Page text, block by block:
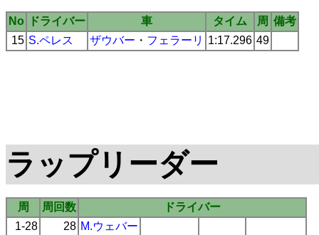
No ドライバー 車 タイム 周 備考
15 S.ペレス ザウバー ・ フェラーリ 1:17.296 49
ラップリーダー
周 周回数
ドライバー
1-28
28 M.ウェバー